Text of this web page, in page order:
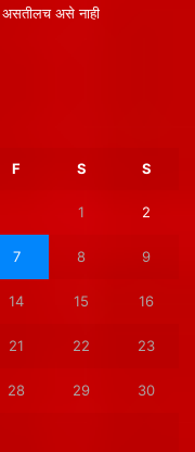
असतीलच असे नाही
F S S
1 2
7 8 9
14 15 16
21 22 23
28 29 30